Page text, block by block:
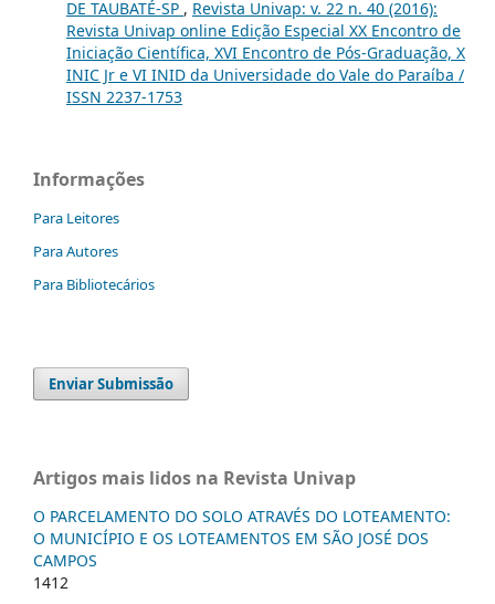
DE TAUBATÉ-SP , Revista Univap: v. 22 n. 40 (2016):
Revista Univap online Edição Especial XX Encontro de
Iniciação Científica, XVI Encontro de Pós-Graduação, X
INIC Jr e VI INID da Universidade do Vale do Paraíba /
ISSN 2237-1753
Informações
Para Leitores
Para Autores
Para Bibliotecários
Enviar Submissão
Artigos mais lidos na Revista Univap
O PARCELAMENTO DO SOLO ATRAVÉS DO LOTEAMENTO:
O MUNICÍPIO E OS LOTEAMENTOS EM SÃO JOSÉ DOS
CAMPOS
1412